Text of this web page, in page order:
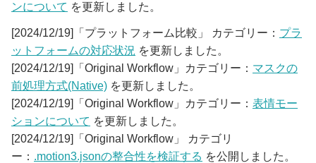
ンについて を更新しました。
[2024/12/19]「プラットフォーム比較」 カテゴリー： プラ
ットフォームの対応状況 を更新しました。
[2024/12/19]「Original Workflow」カテゴリー： マスクの
前処理方式(Native) を更新しました。
[2024/12/19]「Original Workflow」カテゴリー： 表情モー
ションについて を更新しました。
[2024/12/19]「Original Workflow」 カテゴリ
ー： .motion3.jsonの整合性を検証する を公開しました。